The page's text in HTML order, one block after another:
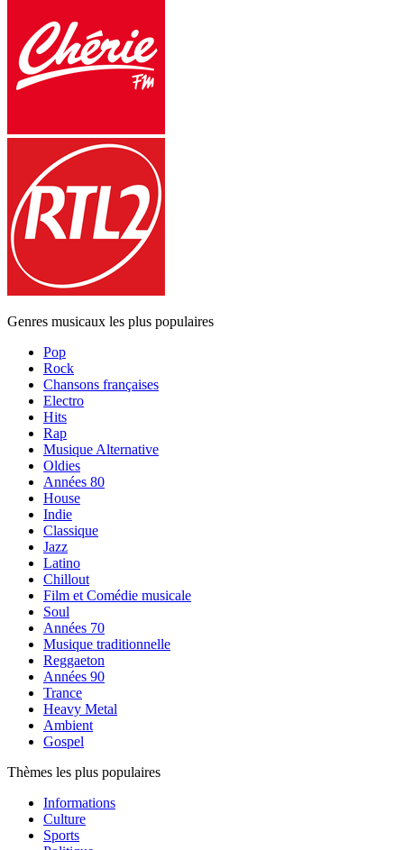
Genres musicaux les plus populaires
Pop
Rock
Chansons françaises
Electro
Hits
Rap
Musique Alternative
Oldies
Années 80
House
Indie
Classique
Jazz
Latino
Chillout
Film et Comédie musicale
Soul
Années 70
Musique traditionnelle
Reggaeton
Années 90
Trance
Heavy Metal
Ambient
Gospel
Thèmes les plus populaires
Informations
Culture
Sports